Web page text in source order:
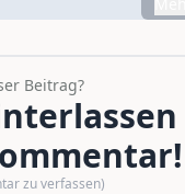
Beitrag?
zu verfassen)